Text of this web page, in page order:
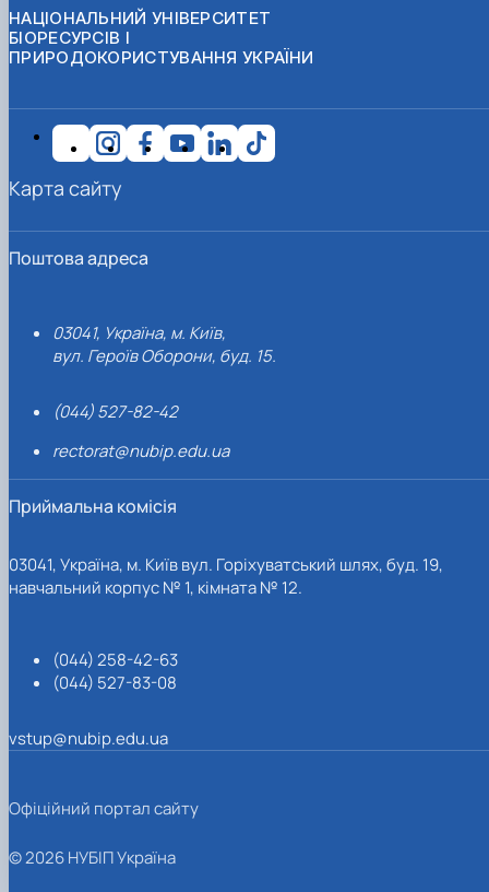
НАЦІОНАЛЬНИЙ УНІВЕРСИТЕТ
БІОРЕСУРСІВ І
ПРИРОДОКОРИСТУВАННЯ УКРАЇНИ
Поштова адреса
03041, Україна, м. Київ,
вул. Героїв Оборони, буд. 15.
(044) 527-82-42
rectorat@nubip.edu.ua
Приймальна комісія
03041, Україна, м. Київ вул. Горіхуватський шлях, буд. 19,
навчальний корпус № 1, кімната № 12.
(044) 258-42-63
(044) 527-83-08
vstup@nubip.edu.ua
Карта сайту
Офіційний портал сайту
© 2026 НУБІП Україна